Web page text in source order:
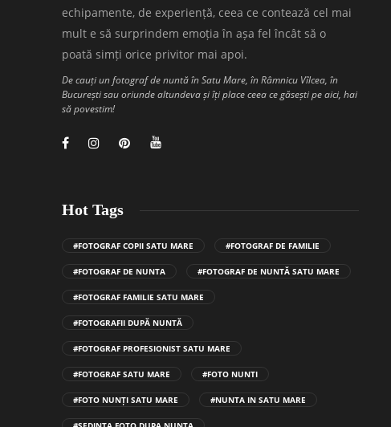
echipamente, de experiență, ceea ce contează cel mai
mult e să surprindem emoția în așa fel încât să o
poată simți orice privitor mai apoi.
De cauți un fotograf de nuntă în Satu Mare, în Râmnicu Vîlcea, în
București sau oriunde altundeva și îți place ceea ce găsești pe aici, hai
să povestim!
Hot Tags
#FOTOGRAF COPII SATU MARE #FOTOGRAF DE FAMILIE
#FOTOGRAF DE NUNTA #FOTOGRAF DE NUNTĂ SATU MARE
#FOTOGRAF FAMILIE SATU MARE
#FOTOGRAFII DUPĂ NUNTĂ
#FOTOGRAF PROFESIONIST SATU MARE
#FOTOGRAF SATU MARE #FOTO NUNTI
#FOTO NUNȚI SATU MARE #NUNTA IN SATU MARE